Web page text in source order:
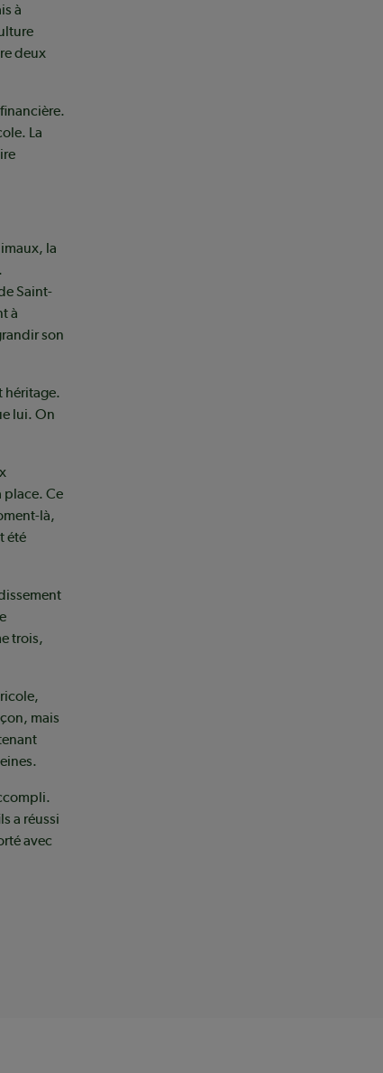
à
deux
La
la
Saint-
à
son
héritage.
lui. On
place. Ce
là,
été
trois,
mais
a réussi
avec